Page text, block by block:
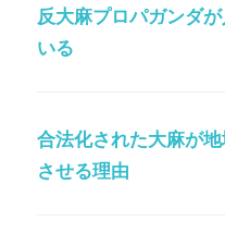
反大麻プロパガンダ
いる
合法化された大麻が
させる理由